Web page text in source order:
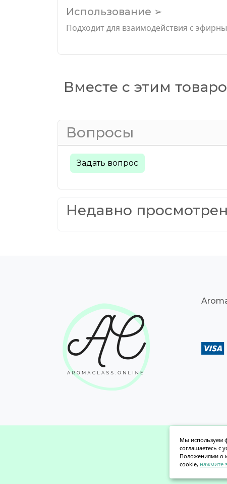
Использование ➢
Подходит для взаимодействия с
Вместе с этим
Вопросы
Задать вопрос
Недавно
Мы используем
соглашаетесь с
Положениями о
cookie, нажмите